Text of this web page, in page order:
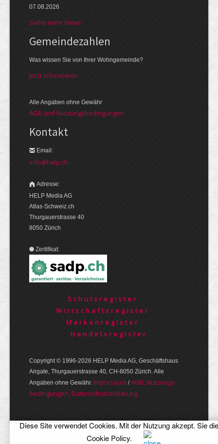
07.08.2026
Siehe mehr News
Gemeinde­zahlen
Was wissen Sie von Ihrer Wohngemeinde?
Jetzt informieren
Alle Angaben ohne Gewähr
AGB und Nutzungsbedingungen
Kontakt
Email:
info@help.ch
Adresse:
HELP Media AG
Atlas-Schweiz.ch
Thurgauerstrasse 40
8050 Zürich
Zertifikat:
Schutzregister
Wirtschaftsregister
Markenregister
Handelsregister
Copyright © 1996-2026 HELP Media AG, Geschäftshaus
Airgate, Thurgauer­strasse 40, CH-8050 Zürich. Alle
Angaben ohne Gewähr. Im­pres­sum /AGB, Nut­zungs­
bedin­gungen, Daten­schutz­er­klärung
Diese Site verwendet Cookies. Mit der Nutzung akzept. Sie die
Cookie Policy.